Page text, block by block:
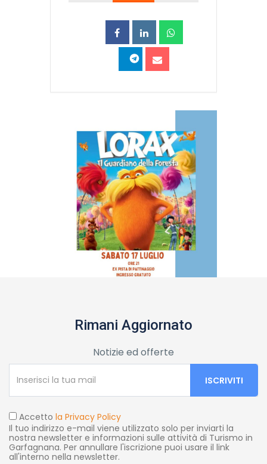
Rimani Aggiornato
Notizie ed offerte
Accetto la Privacy Policy
Il tuo indirizzo e-mail viene utilizzato solo per inviarti la
nostra newsletter e informazioni sulle attività di Turismo in
Garfagnana. Per annullare l'iscrizione puoi usare il link
all'interno nella newsletter.